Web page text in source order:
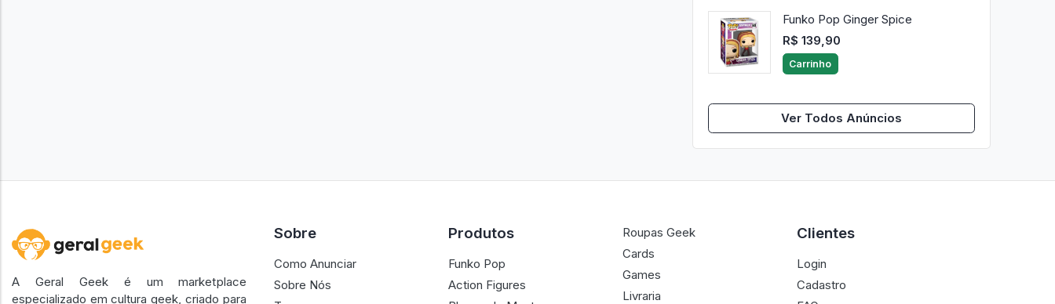
Funko Pop Ginger Spice
R$ 139,90
Carrinho
Ver Todos Anúncios
A Geral Geek é um marketplace
especializado em cultura geek, criado para
Sobre
Como Anunciar
Sobre Nós
Produtos
Funko Pop
Action Figures
Roupas Geek
Cards
Games
Livraria
Clientes
Login
Cadastro